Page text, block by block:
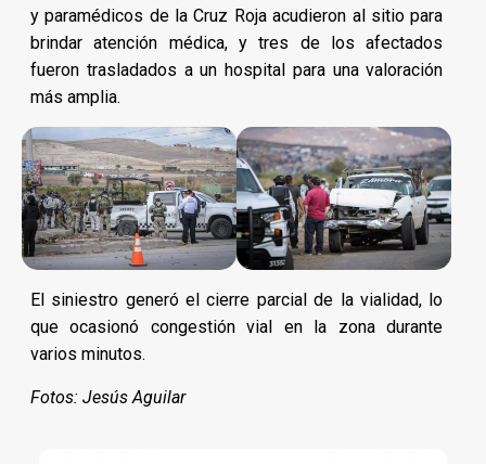
y paramédicos de la Cruz Roja acudieron al sitio para
brindar atención médica, y tres de los afectados
fueron trasladados a un hospital para una valoración
más amplia.
El siniestro generó el cierre parcial de la vialidad, lo
que ocasionó congestión vial en la zona durante
varios minutos.
Fotos: Jesús Aguilar